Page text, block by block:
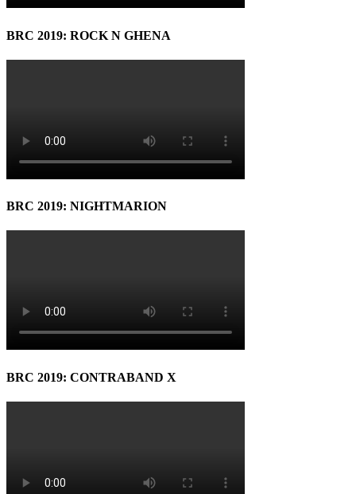
BRC 2019: ROCK N GHENA
BRC 2019: NIGHTMARION
BRC 2019: CONTRABAND X